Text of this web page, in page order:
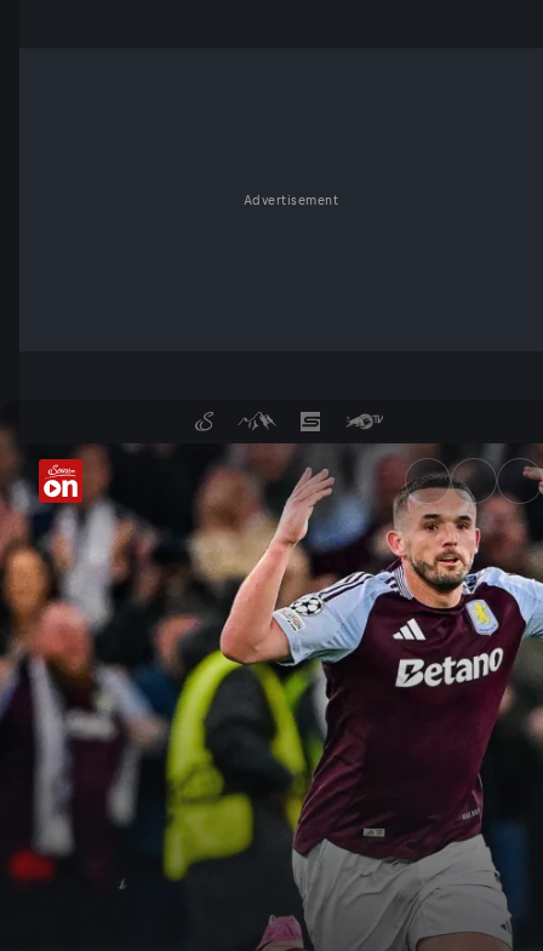
Advertisement
Testspiel: Hansa Rostock